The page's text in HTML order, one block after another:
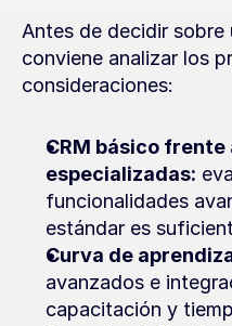
Antes de decidir sobre
conviene analizar los
consideraciones:
CRM básico frente
especializadas:
funcionalidades
estándar es
Curva de
avanzados e
capacitación y